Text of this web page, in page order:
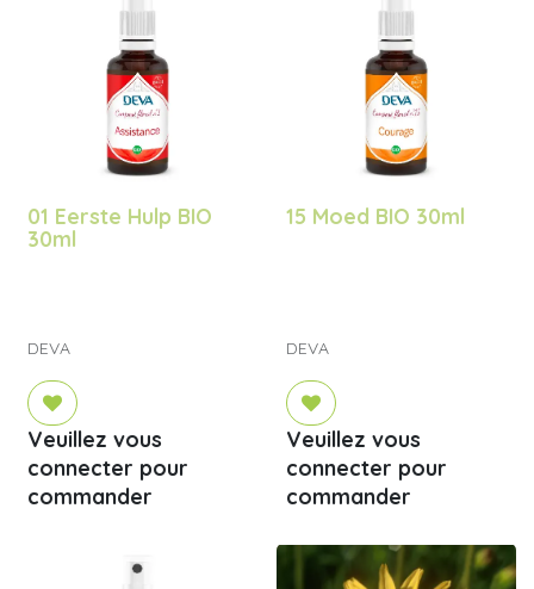
01 Eerste Hulp BIO
30ml
DEVA
Veuillez vous
connecter pour
commander
15 Moed BIO 30ml
DEVA
Veuillez vous
connecter pour
commander